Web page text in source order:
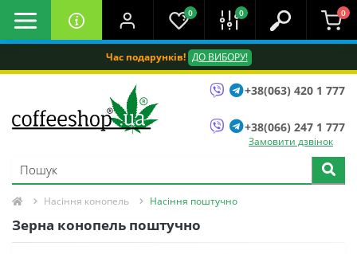
Час подарунків! ДО ВИБОРУ!
0 0 0
+38(063) 420 1 777
+38(066) 247 1 777
Замовити дзвінок
Насіння конопель Насіння поштучно
Зерна конопель поштучно